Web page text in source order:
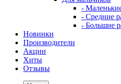
-
- Средние
- Большие
Новинки
Производители
Акции
Хиты
Отзывы